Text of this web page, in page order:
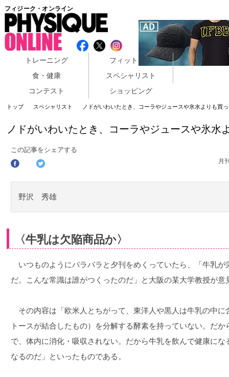
フィジーク・オンライン
トレーニング
フィットネス
食・健康
スペシャリスト
コンテスト
ショッピング
トップ スペシャリスト ノドがいわいたとき、コーラやジュースや氷水よりも買
ノドがいわいたとき、コーラやジュースや氷水
この記事をシェアする
月
野沢 秀雄
〈牛乳は欠陥商品か〉
いつものようにパラパラと夕刊をめくっていたら、「牛乳が
だ。こんな常識は誰がつくったのだ」と大阪の某大学教授が
その内容は「欧米人とちがって、東洋人や黒人は牛乳の中に
トースが結合したもの）を分解する酵素を持っていない。だ
で、体内に消化・吸収されない。だから牛乳を飲んで健康に
なるのだ」といったものである。